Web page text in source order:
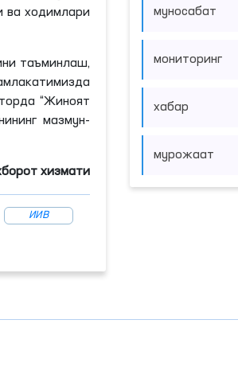
ва ходимлари
таъминлаш,
“Жиноят
мазмун-
хизмати
ИИВ
муносабат
мониторинг
хабар
мурожаат